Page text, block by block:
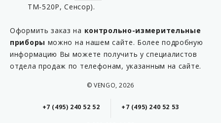
ТМ-520Р, Сенсор).
Оформить заказ на контрольно-измерительные
приборы можно на нашем сайте. Более подробную
информацию Вы можете получить у специалистов
отдела продаж по телефонам, указанным на сайте.
© VENGO, 2026
+7 (495) 240 52 52 +7 (495) 240 52 53